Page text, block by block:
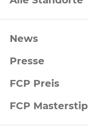
News
Presse
FCP Preis
FCP